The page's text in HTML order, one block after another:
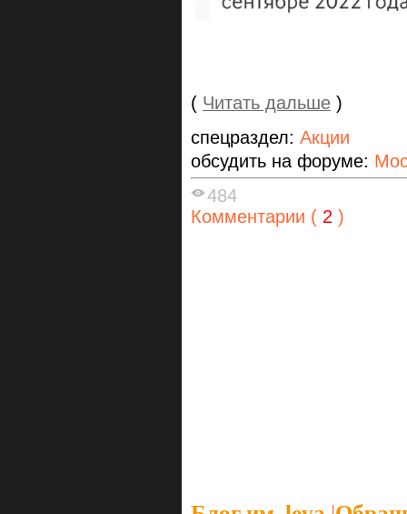
( Читать дальше )
спецраздел: Акции
обсудить на форуме:
484
Комментарии ( 2 )